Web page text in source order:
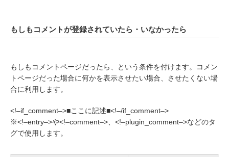
もしもコメントが登録されていたら・いなかったら
もしもコメントページだったら、という条件を付けます。コメン
トページだった場合に何かを表示させたい場合、させたくない場
合に利用します。
<!–if_comment–>■ここに記述■<!–/if_comment–>
※<!–entry–>や<!–comment–>、<!–plugin_comment–>などのタ
グで使用します。